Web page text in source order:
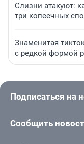
Слизни атакуют:
три копеечных
Знаменитая
с редкой формой
Подписаться на
Сообщить